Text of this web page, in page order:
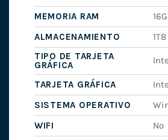
MEMORIA RAM
ALMACENAMIENTO
1TB
TIPO DE TARJETA
GRÁFICA
TARJETA GRÁFICA
SISTEMA OPERATIVO
WIFI
No